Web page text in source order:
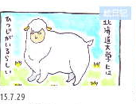
絵日記